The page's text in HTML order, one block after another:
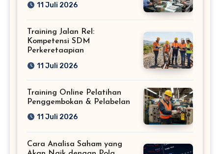
11 Juli 2026
Training Jalan Rel:
Kompetensi SDM
Perkeretaapian
11 Juli 2026
Training Online Pelatihan
Penggembokan & Pelabelan
11 Juli 2026
Cara Analisa Saham yang